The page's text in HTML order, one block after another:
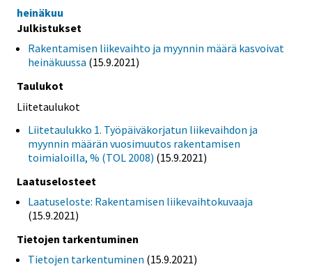
heinäkuu
Julkistukset
Rakentamisen liikevaihto ja myynnin määrä kasvoivat
heinäkuussa (15.9.2021)
Taulukot
Liitetaulukot
Liitetaulukko 1. Työpäiväkorjatun liikevaihdon ja
myynnin määrän vuosimuutos rakentamisen
toimialoilla, % (TOL 2008) (15.9.2021)
Laatuselosteet
Laatuseloste: Rakentamisen liikevaihtokuvaaja
(15.9.2021)
Tietojen tarkentuminen
Tietojen tarkentuminen (15.9.2021)